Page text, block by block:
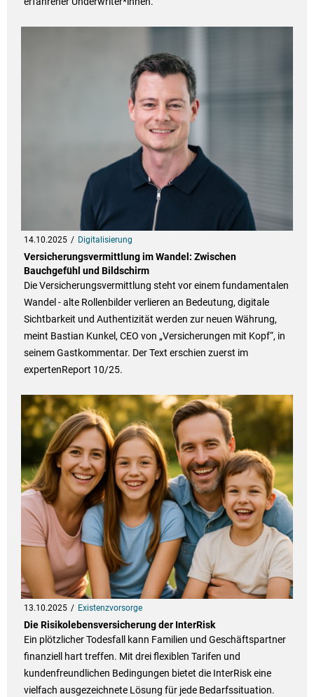
14.10.2025 Digitalisierung
Versicherungsvermittlung im Wandel: Zwischen
Bauchgefühl und Bildschirm
Die Versicherungsvermittlung steht vor einem fundamentalen
Wandel - alte Rollenbilder verlieren an Bedeutung, digitale
Sichtbarkeit und Authentizität werden zur neuen Währung,
meint Bastian Kunkel, CEO von „Versicherungen mit Kopf“, in
seinem Gastkommentar. Der Text erschien zuerst im
expertenReport 10/25.
13.10.2025 Existenzvorsorge
Die Risikolebensversicherung der InterRisk
Ein plötzlicher Todesfall kann Familien und Geschäftspartner
finanziell hart treffen. Mit drei flexiblen Tarifen und
kundenfreundlichen Bedingungen bietet die InterRisk eine
vielfach ausgezeichnete Lösung für jede Bedarfssituation.